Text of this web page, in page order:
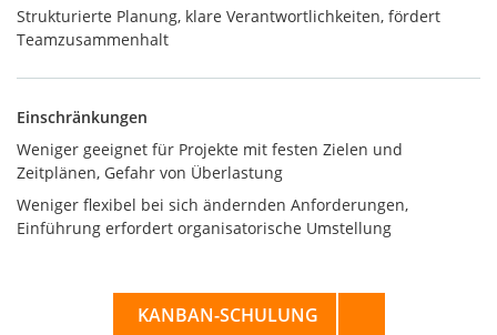
Strukturierte Planung, klare Verantwortlichkeiten, fördert
Teamzusammenhalt
Einschränkungen
Weniger geeignet für Projekte mit festen Zielen und
Zeitplänen, Gefahr von Überlastung
Weniger flexibel bei sich ändernden Anforderungen,
Einführung erfordert organisatorische Umstellung
KANBAN-SCHULUNG